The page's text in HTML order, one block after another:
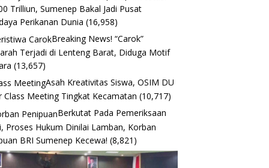
Trilliun, Sumenep Bakal Jadi Pusat
Perikanan Dunia (16,958)
Breaking News! “Carok”
Terjadi di Lenteng Barat, Diduga Motif
(13,657)
Asah Kreativitas Siswa, OSIM DU
Class Meeting Tingkat Kecamatan (10,717)
Berkutat Pada Pemeriksaan
Proses Hukum Dinilai Lamban, Korban
BRI Sumenep Kecewa! (8,821)